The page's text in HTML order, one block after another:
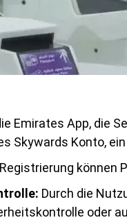
Emirates App, die
Skywards Konto,
können
Durch die
oder